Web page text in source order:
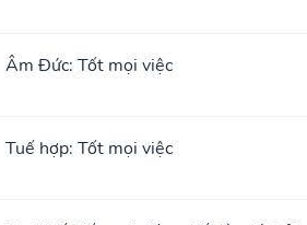
Âm Đức: Tốt mọi việc
Tuế hợp: Tốt mọi việc